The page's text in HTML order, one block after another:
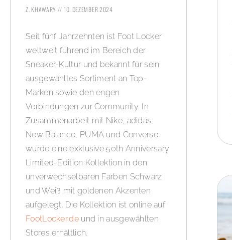
Z. KHAWARY 10. DEZEMBER 2024
Seit fünf Jahrzehnten ist Foot Locker
weltweit führend im Bereich der
Sneaker-Kultur und bekannt für sein
ausgewähltes Sortiment an Top-
Marken sowie den engen
Verbindungen zur Community. In
Zusammenarbeit mit Nike, adidas,
New Balance, PUMA und Converse
wurde eine exklusive 50th Anniversary
Limited-Edition Kollektion in den
unverwechselbaren Farben Schwarz
und Weiß mit goldenen Akzenten
aufgelegt. Die Kollektion ist online auf
FootLocker.deund in ausgewählten
Stores erhältlich.